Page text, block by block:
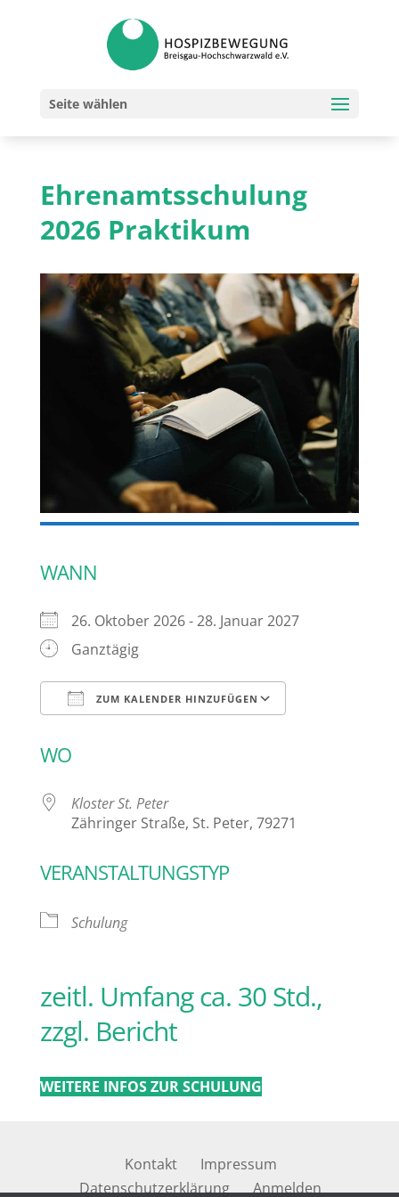
Seite wählen
Ehrenamtsschulung
2026 Praktikum
WANN
26. Oktober 2026 - 28. Januar 2027
Ganztägig
ZUM KALENDER HINZUFÜGEN
WO
Kloster St. Peter
Zähringer Straße, St. Peter, 79271
VERANSTALTUNGSTYP
Schulung
zeitl. Umfang ca. 30 Std.,
zzgl. Bericht
WEITERE INFOS ZUR SCHULUNG
Kontakt
Impressum
Datenschutzerklärung
Anmelden